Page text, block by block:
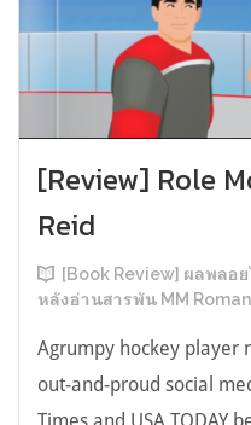
[Review] Role
Reid
[Book Review] ผลพลอ
หลังอ่านสารพัน MM
Agrumpy hockey player
out-and-proud social